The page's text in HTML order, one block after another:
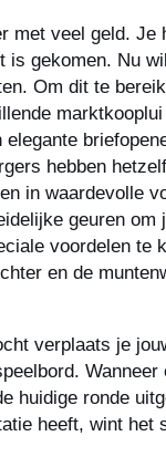
met veel geld. Je
is gekomen. Nu
Om dit te
elegante
hebben
in waardevolle
geuren om
voordelen te
en de
verplaats je
huidige ronde
heeft, wint het